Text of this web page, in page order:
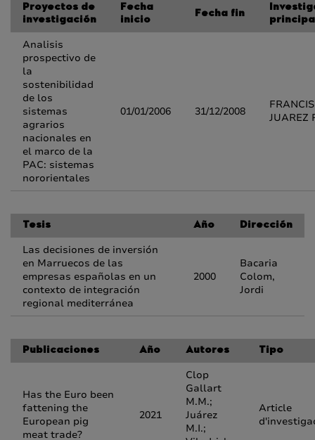
Proyectos de
investigación
Fecha
inicio
Fecha fin
Analisis
prospectivo de
la
sostenibilidad
de los
sistemas
agrarios
nacionales en
el marco de la
PAC: sistemas
nororientales
01/01/2006 31/12/2008
JUAREZ
Tesis Año Dirección
Las decisiones de inversión
en Marruecos de las
empresas españolas en un
contexto de integración
regional mediterránea
2000
Bacaria
Colom,
Jordi
Publicaciones Año Autores Tipo
Has the Euro been
fattening the
European pig
meat trade?
2021
Clop
Gallart
M.M.;
Juárez
M.I.;
Article